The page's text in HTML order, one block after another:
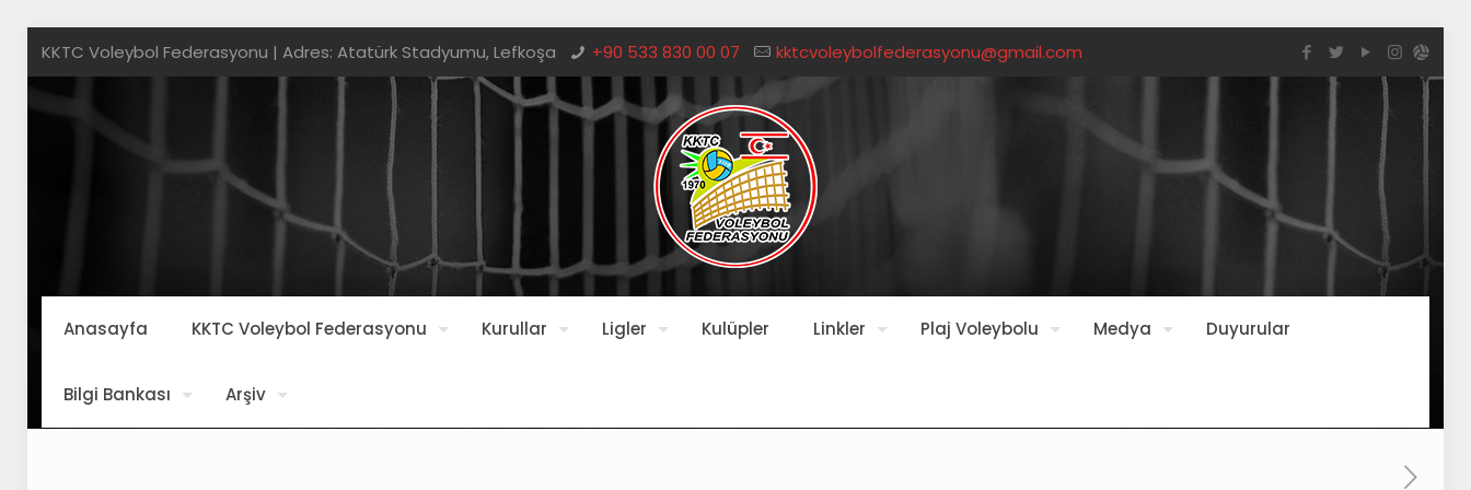
KKTC Voleybol Federasyonu | Adres: Atatürk Stadyumu, Lefkoşa +90 533 830 00 07 kktcvoleybolfederasyonu@gmail.com
Anasayfa KKTC Voleybol Federasyonu Kurullar Ligler Kulüpler Linkler Plaj Voleybolu Medya Duyurular
Bilgi Bankası Arşiv